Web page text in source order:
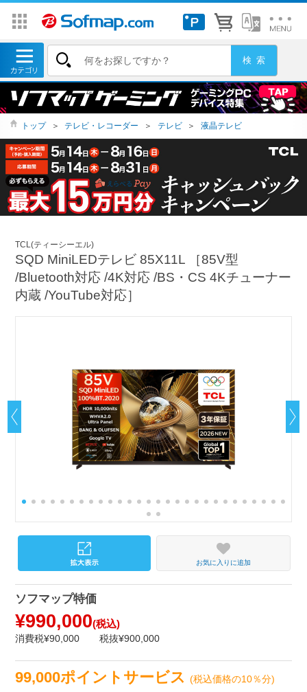
トップ ＞ テレビ・レコーダー ＞ テレビ ＞ 液晶テレビ
TCL(ティーシーエル)
SQD MiniLEDテレビ 85X11L ［85V型
/Bluetooth対応 /4K対応 /BS・CS 4Kチューナー
内蔵 /YouTube対応］
お気に入りに追加
ソフマップ特価
¥990,000(税込)
消費税¥90,000 税抜¥900,000
99,000ポイントサービス(税込価格の10％分)